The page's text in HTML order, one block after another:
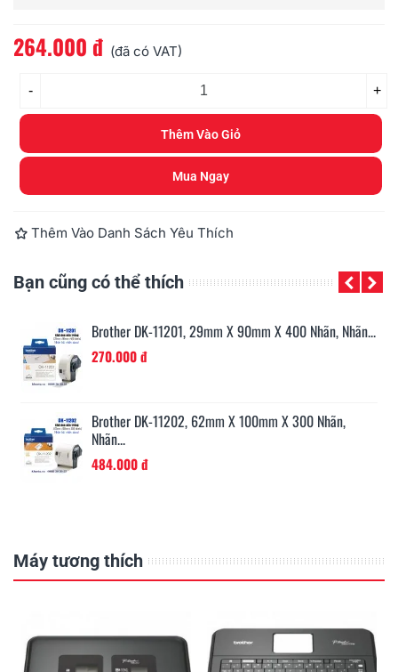
Sử dụng cho:
264.000 đ (đã có VAT)
- +
Thêm Vào Giỏ
Mua Ngay
Thêm Vào Danh Sách Yêu Thích
Bạn cũng có thể thích
Brother TZe-421, Khổ 9mm, Dài 8m, Black On Red,...
330.000 đ
Brother TZe-521, Khổ 9mm, Dài 8m, Black On...
330.000 đ
Máy tương thích